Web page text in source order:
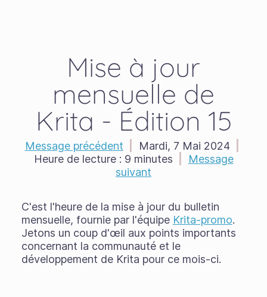
Mise à jour
mensuelle de
Krita - Édition 15
Message précédent Mardi, 7 Mai 2024
Heure de lecture : 9 minutes
Message
suivant
C'est l'heure de la mise à jour du bulletin
mensuelle, fournie par l'équipe Krita-promo.
Jetons un coup d'œil aux points importants
concernant la communauté et le
développement de Krita pour ce mois-ci.